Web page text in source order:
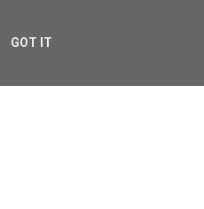
GOT IT